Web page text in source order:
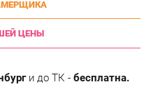
ЦЕНЫ
и до ТК -бесплатна.